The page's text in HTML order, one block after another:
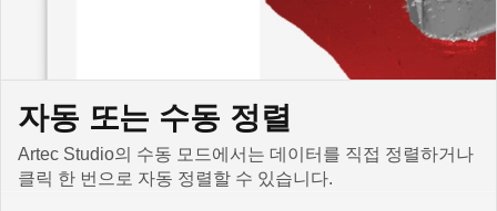
자동 또는 수동 정렬
Artec Studio의 수동 모드에서는 데이터를 직접 정렬하거나
클릭 한 번으로 자동 정렬할 수 있습니다.